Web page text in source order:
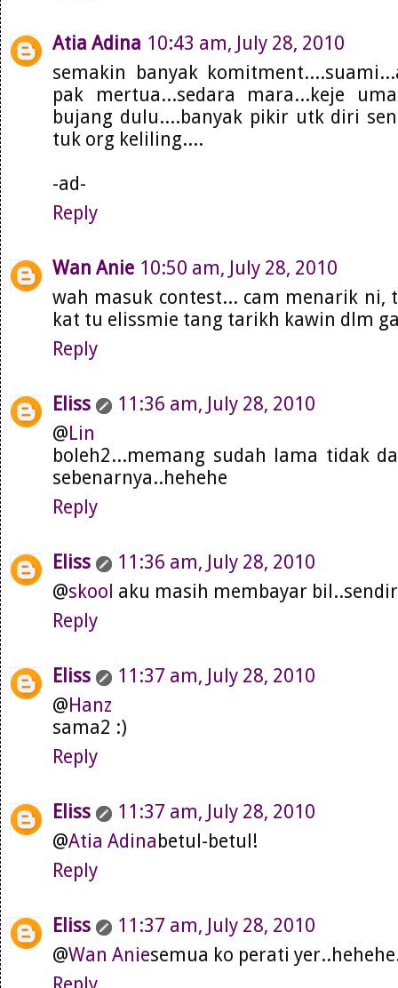
Atia Adina 10:43 am, July 28, 2010
semakin banyak
pak mertua...sedara mara...keje
bujang dulu....banyak pikir utk diri
tuk org keliling....
-ad-
Reply
Wan Anie 10:50 am, July 28, 2010
wah masuk contest... cam menarik ni,
kat tu elissmie tang tarikh kawin dlm
Reply
Eliss
11:36 am, July 28, 2010
@Lin
boleh2...memang sudah lama tidak
sebenarnya..hehehe
Reply
Eliss
11:36 am, July 28, 2010
@skool aku masih membayar
Reply
Eliss
11:37 am, July 28, 2010
@Hanz
sama2 :)
Reply
Eliss
11:37 am, July 28, 2010
@Atia Adinabetul-betul!
Reply
Eliss
11:37 am, July 28, 2010
@Wan Aniesemua ko perati